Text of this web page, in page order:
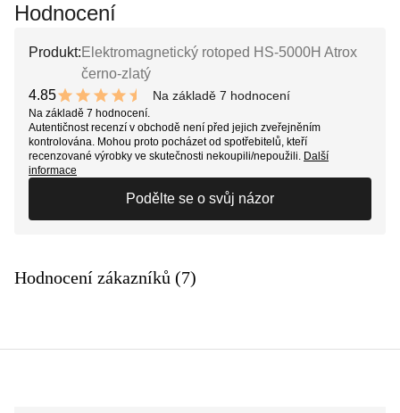
Hodnocení
Produkt: Elektromagnetický rotoped HS-5000H Atrox
černo-zlatý
4.85
9.7 out of 10 stars
Na základě 7 hodnocení
Na základě 7 hodnocení.
Autentičnost recenzí v obchodě není před jejich zveřejněním
kontrolována. Mohou proto pocházet od spotřebitelů, kteří
recenzované výrobky ve skutečnosti nekoupili/nepoužili. Další
informace
Podělte se o svůj názor
Hodnocení zákazníků (7)